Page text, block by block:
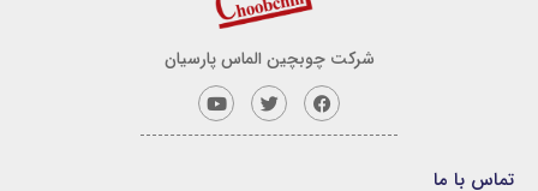
شرکت چوبچین الماس پارسیان
تماس با ما